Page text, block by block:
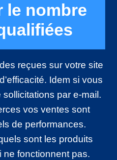
le nombre
reçues sur votre site
Idem si vous
par e-mail.
vos ventes sont
de performances.
sont les produits
ne fonctionnent pas.